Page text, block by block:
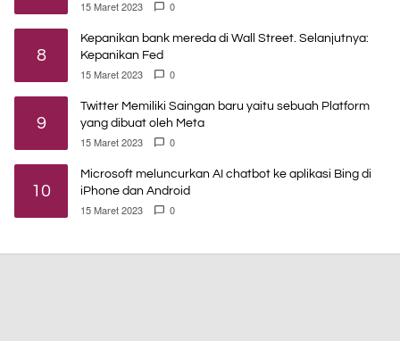
15 Maret 2023 0
8
Kepanikan bank mereda di Wall Street. Selanjutnya:
Kepanikan Fed
15 Maret 2023 0
9
Twitter Memiliki Saingan baru yaitu sebuah Platform
yang dibuat oleh Meta
15 Maret 2023 0
10
Microsoft meluncurkan AI chatbot ke aplikasi Bing di
iPhone dan Android
15 Maret 2023 0